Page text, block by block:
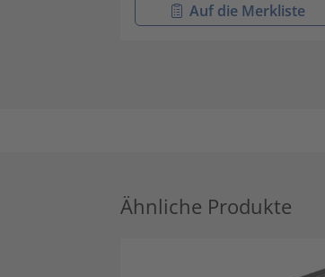
Auf die Merkliste
Ähnliche Produkte